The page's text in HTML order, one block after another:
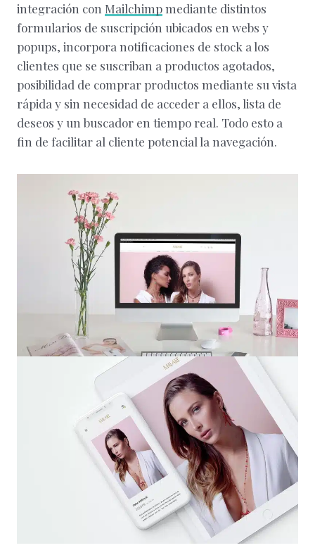
integración con Mailchimpmediante distintos
formularios de suscripción ubicados en webs y
popups, incorpora notificaciones de stock a los
clientes que se suscriban a productos agotados,
posibilidad de comprar productos mediante su vista
rápida y sin necesidad de acceder a ellos, lista de
deseos y un buscador en tiempo real. Todo esto a
fin de facilitar al cliente potencial la navegación.